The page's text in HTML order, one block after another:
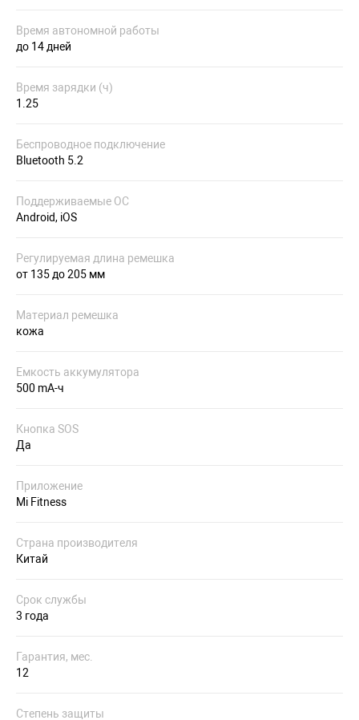
Время автономной работы
до 14 дней
Время зарядки (ч)
1.25
Беспроводное подключение
Bluetooth 5.2
Поддерживаемые ОС
Android, iOS
Регулируемая длина ремешка
от 135 до 205 мм
Материал ремешка
кожа
Емкость аккумулятора
500 mA-ч
Кнопка SOS
Да
Приложение
Mi Fitness
Страна производителя
Китай
Срок службы
3 года
Гарантия, мес.
12
Степень защиты